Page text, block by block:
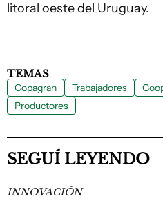
litoral oeste del Uruguay.
TEMAS
Copagran Trabajadores
Productores
SEGUÍ LEYENDO
INNOVACIÓN